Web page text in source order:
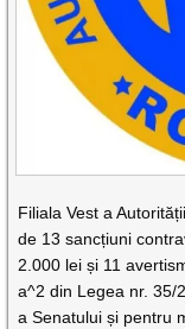
Filiala Vest a
de 13 sancțiuni
2.000 lei și 11
a^2 din Legea nr. 35/
a Senatului și pentru